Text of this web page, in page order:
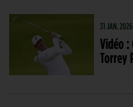
31 JAN. 2026
Vidéo
Torrey